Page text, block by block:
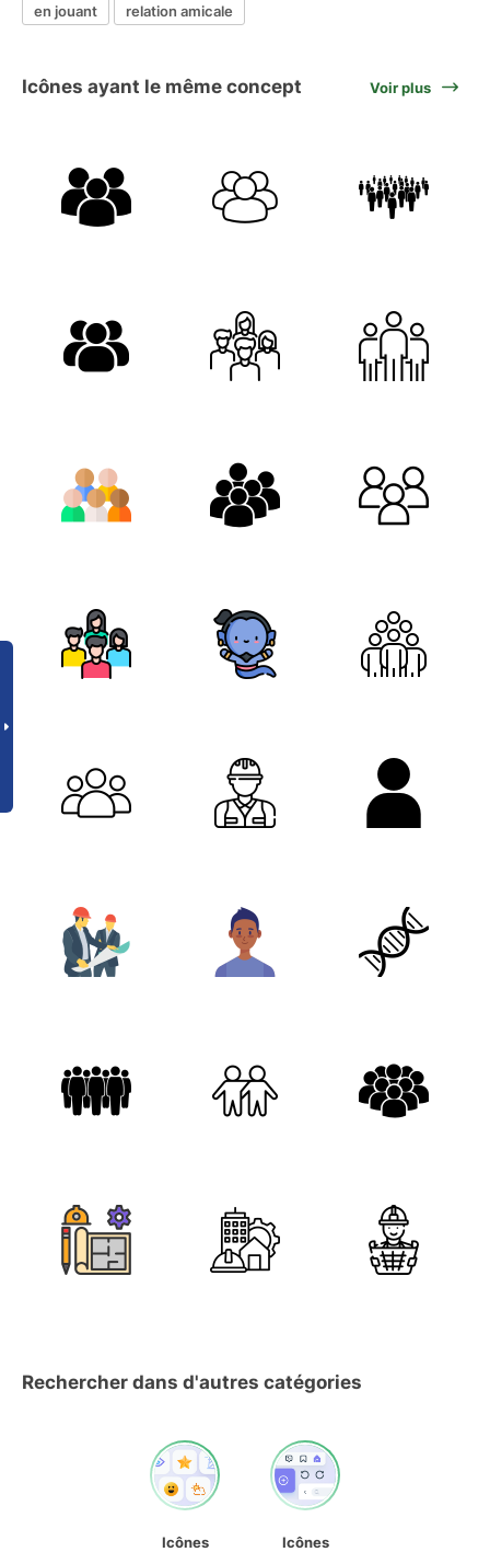
en jouant
relation amicale
Icônes ayant le même concept Voir plus
Rechercher dans d'autres catégories
Icônes
Icônes